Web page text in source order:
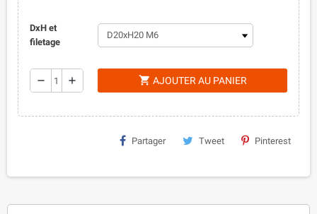
DxH et
filetage
remove add shopping_cart AJOUTER AU PANIER
Partager Tweet Pinterest